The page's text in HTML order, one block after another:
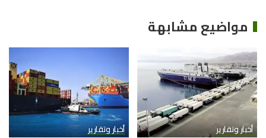
مواضيع مشابهة
أخبار وتقارير أخبار وتقارير